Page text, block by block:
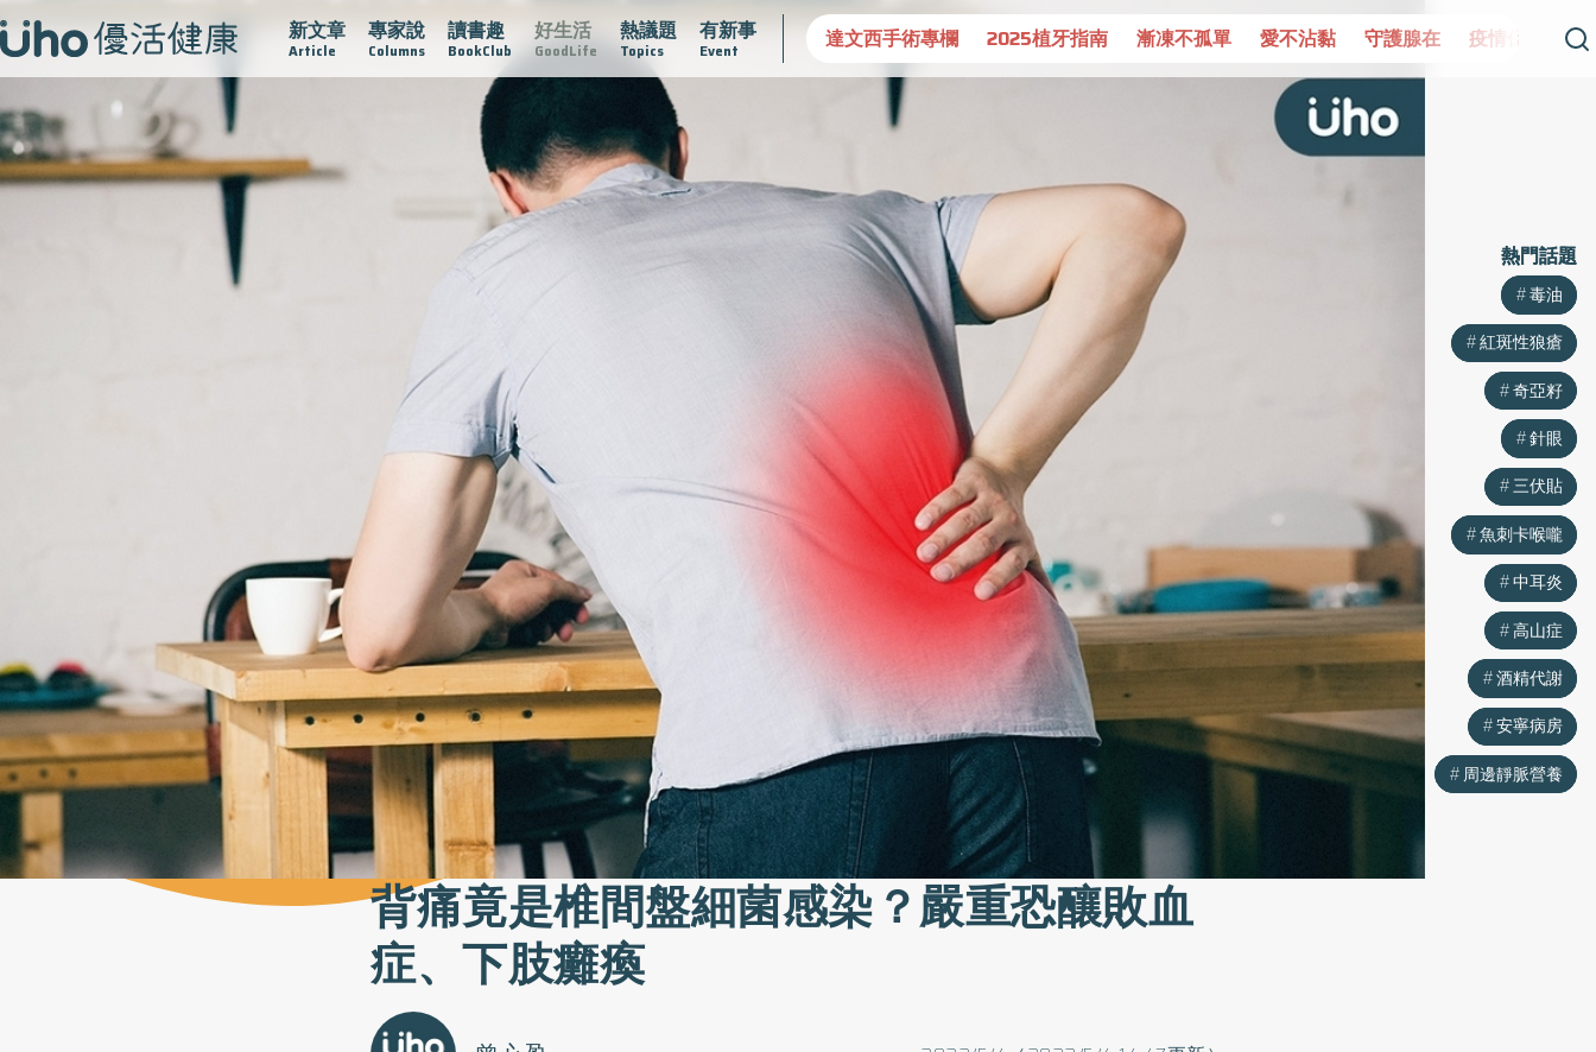
新文章
Article
專家說
Columns
讀書趣
BookClub
好生活
GoodLife
熱議題
Topics
有新事
Event
疫情保衛戰 再生醫學 愛的未來視 認識攝護腺肥大 守護骨骼健康 達文西手術專欄 2025植牙指南 漸凍不孤單 愛不沾黏 守護腺在 疫情保衛戰 再生醫學 愛的
背痛竟是椎間盤細菌感染？嚴重恐釀敗血
症、下肢癱瘓
熱門話題
毒油
紅斑性狼瘡
奇亞籽
針眼
三伏貼
魚刺卡喉嚨
中耳炎
高山症
酒精代謝
安寧病房
周邊靜脈營養
熱門話題
毒油
紅斑性狼瘡
奇亞籽
針眼
三伏貼
魚刺卡喉嚨
中耳炎
高山症
酒精代謝
安寧病房
周邊靜脈營養